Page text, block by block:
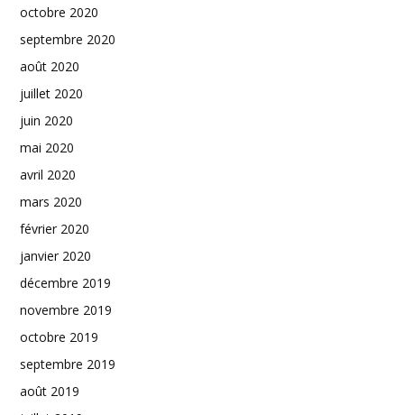
octobre 2020
septembre 2020
août 2020
juillet 2020
juin 2020
mai 2020
avril 2020
mars 2020
février 2020
janvier 2020
décembre 2019
novembre 2019
octobre 2019
septembre 2019
août 2019